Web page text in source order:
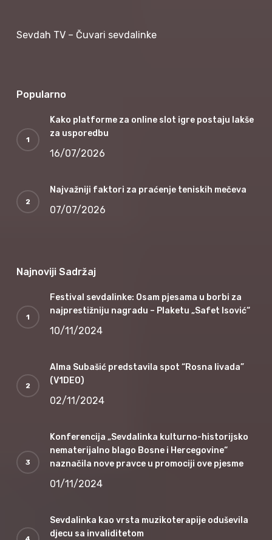
Sevdah TV – Čuvari sevdalinke
Popularno
Kako platforme za online slot igre postaju lakše
za usporedbu
16/07/2026
Najvažniji faktori za praćenje teniskih mečeva
07/07/2026
Najnoviji Sadržaj
Festival sevdalinke: Osam pjesama u borbi za
najprestižniju nagradu – Plaketu „Safet Isović“
10/11/2024
Alma Subašić predstavila spot “Rosna livada”
(V1DEO)
02/11/2024
Konferencija „Sevdalinka kulturno-historijsko
nematerijalno blago Bosne i Hercegovine“
naznačila nove pravce u promociji ove pjesme
01/11/2024
Sevdalinka kao vrsta muzikoterapije oduševila
djecu sa invaliditetom